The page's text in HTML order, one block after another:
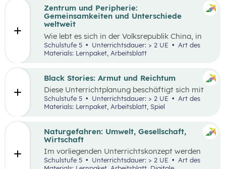
Zentrum und Peripherie:
Gemeinsamkeiten und Unterschiede
weltweit
Wie lebt es sich in der Volksrepublik China, in
Grönland oder in den österreichischen Alpen?
Welche Gemeinsamkeiten und Unterschiede
gibt es? Menschen weltweit haben die gleichen
Wünsche. Sie arbeiten in der Regel, sind an
gleichzeitig mobil sein. Wie diese
Lebensbereiche konkret ausgestaltet sind und
welche Anforderungen sich ergeben, hängt
Schulstufe 5 Unterrichtsdauer: > 2 UE
Materials: Lernpaket, Arbeitsblatt
Black Stories: Armut und Reichtum
Diese Unterrichtplanung beschäftigt sich mit
dem umfassenden Themenbereich Armut.
Methodisch stehen dieBlack Stories
Geschichten, die sich mit unterschiedlichen
beschäftigen – im Zentrum, wobei der Fokus
auf Armut und damit verbundenen
Auswirkungen liegt.
Schulstufe 5 Unterrichtsdauer: > 2 UE
Materials: Lernpaket, Arbeitsblatt, Spiel
Naturgefahren: Umwelt, Gesellschaft,
Wirtschaft
Im vorliegenden Unterrichtskonzept werden
natürliche Prozesse und ihre Auswirkungen auf
Schulstufe 5 Unterrichtsdauer: > 2 UE
Art des